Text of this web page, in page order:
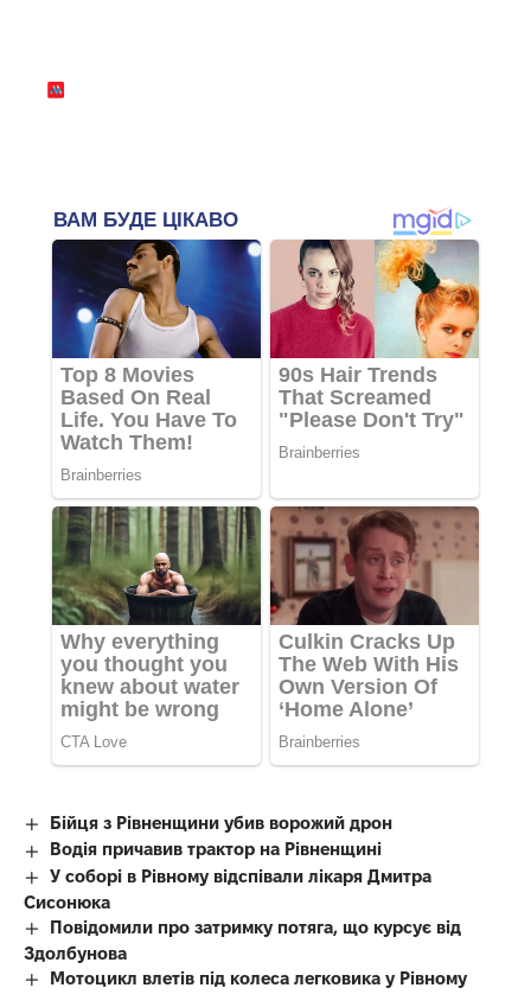
Бійця з Рівненщини убив ворожий дрон
Водія причавив трактор на Рівненщині
У соборі в Рівному відспівали лікаря Дмитра
Сисонюка
Повідомили про затримку потяга, що курсує від
Здолбунова
Мотоцикл влетів під колеса легковика у Рівному